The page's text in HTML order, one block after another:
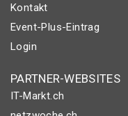
Kontakt
Event-Plus-Eintrag
Login
PARTNER-WEBSITES
IT-Markt.ch